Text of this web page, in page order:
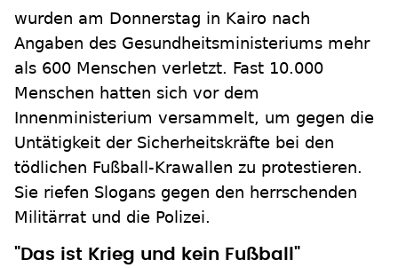
wurden am Donnerstag in Kairo nach
Angaben des Gesundheitsministeriums mehr
als 600 Menschen verletzt. Fast 10.000
Menschen hatten sich vor dem
Innenministerium versammelt, um gegen die
Untätigkeit der Sicherheitskräfte bei den
tödlichen Fußball-Krawallen zu protestieren.
Sie riefen Slogans gegen den herrschenden
Militärrat und die Polizei.
"Das ist Krieg und kein Fußball"